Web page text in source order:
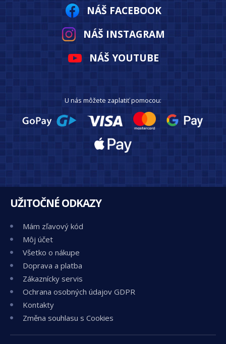
NÁŠ FACEBOOK
NÁŠ INSTAGRAM
NÁŠ YOUTUBE
U nás môžete zaplatiť pomocou:
UŽITOČNÉ ODKAZY
Mám zľavový kód
Môj účet
Všetko o nákupe
Doprava a platba
Zákaznícky servis
Ochrana osobných údajov GDPR
Kontakty
Změna souhlasu s Cookies